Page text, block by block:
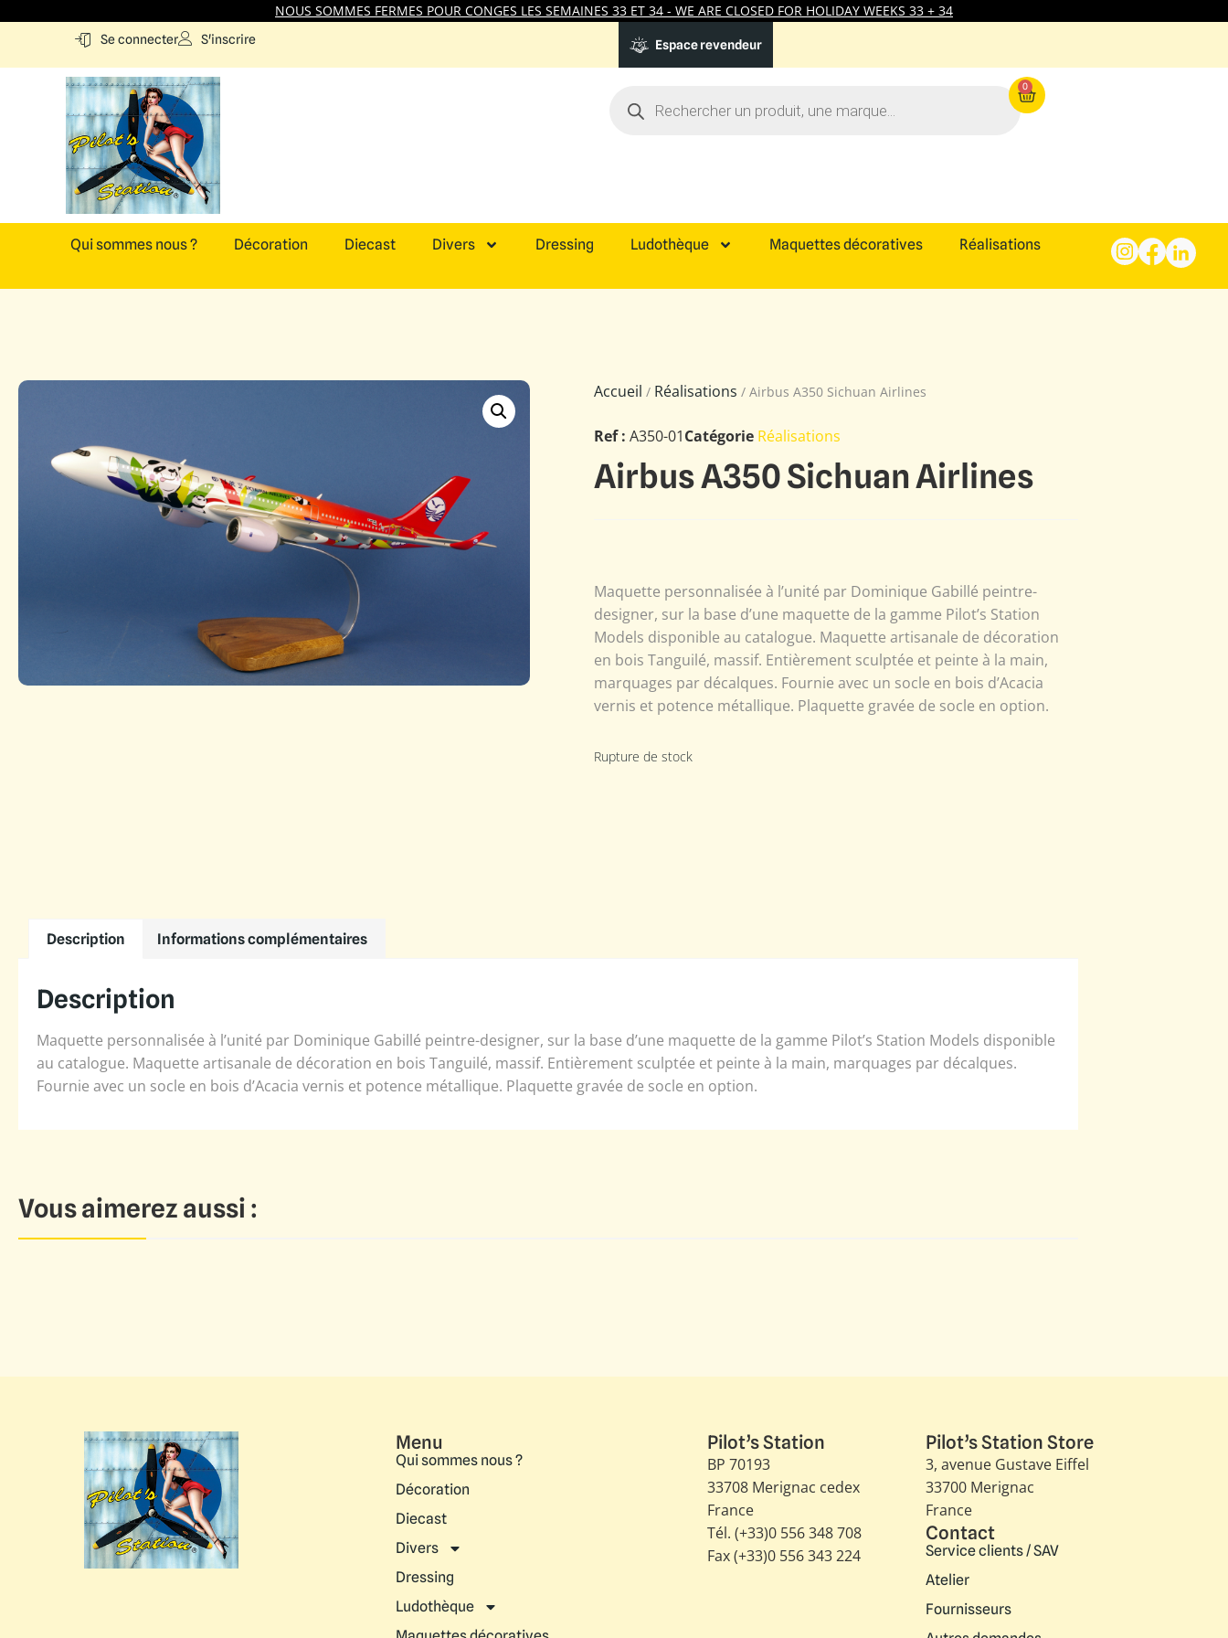
NOUS SOMMES FERMES POUR CONGES LES SEMAINES 33 ET 34 - WE ARE CLOSED FOR HOLIDAY WEEKS 33 + 34
Se connecter S'inscrire Espace revendeur
0
Qui sommes nous ? Décoration Diecast Divers Dressing Ludothèque Maquettes décoratives Réalisations
Accueil / Réalisations / Airbus A350 Sichuan Airlines
Ref : A350-01Catégorie Réalisations
Airbus A350 Sichuan Airlines
Maquette personnalisée à l’unité par Dominique Gabillé peintre-
designer, sur la base d’une maquette de la gamme Pilot’s Station
Models disponible au catalogue. Maquette artisanale de décoration
en bois Tanguilé, massif. Entièrement sculptée et peinte à la main,
marquages par décalques. Fournie avec un socle en bois d’Acacia
vernis et potence métallique. Plaquette gravée de socle en option.
Rupture de stock
Description Informations complémentaires
Description
Maquette personnalisée à l’unité par Dominique Gabillé peintre-designer, sur la base d’une maquette de la gamme Pilot’s Station Models disponible
au catalogue. Maquette artisanale de décoration en bois Tanguilé, massif. Entièrement sculptée et peinte à la main, marquages par décalques.
Fournie avec un socle en bois d’Acacia vernis et potence métallique. Plaquette gravée de socle en option.
Vous aimerez aussi :
Menu
Qui sommes nous ?
Décoration
Diecast
Divers
Dressing
Ludothèque
Pilot’s Station
BP 70193
33708 Merignac cedex
France
Tél. (+33)0 556 348 708
Fax (+33)0 556 343 224
Pilot’s Station Store
3, avenue Gustave Eiffel​
33700 Merignac
France
Contact
Service clients / SAV
Atelier
Fournisseurs